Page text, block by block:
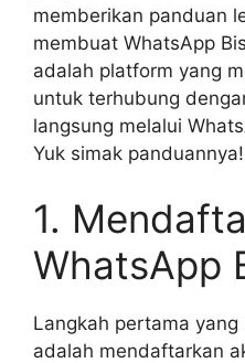
memberikan panduan
membuat WhatsApp
adalah platform yang
untuk terhubung
langsung melalui
Yuk simak panduannya!
1.
WhatsApp
Langkah pertama
adalah mendaftarkan